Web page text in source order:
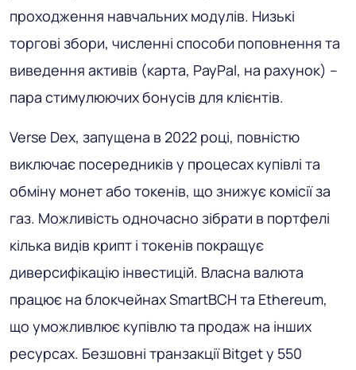
проходження навчальних модулів. Низькі
торгові збори, численні способи поповнення та
виведення активів (карта, PayPal, на рахунок) –
пара стимулюючих бонусів для клієнтів.
Verse Dex, запущена в 2022 році, повністю
виключає посередників у процесах купівлі та
обміну монет або токенів, що знижує комісії за
газ. Можливість одночасно зібрати в портфелі
кілька видів крипт і токенів покращує
диверсифікацію інвестицій. Власна валюта
працює на блокчейнах SmartBCH та Ethereum,
що уможливлює купівлю та продаж на інших
ресурсах. Безшовні транзакції Bitget у 550